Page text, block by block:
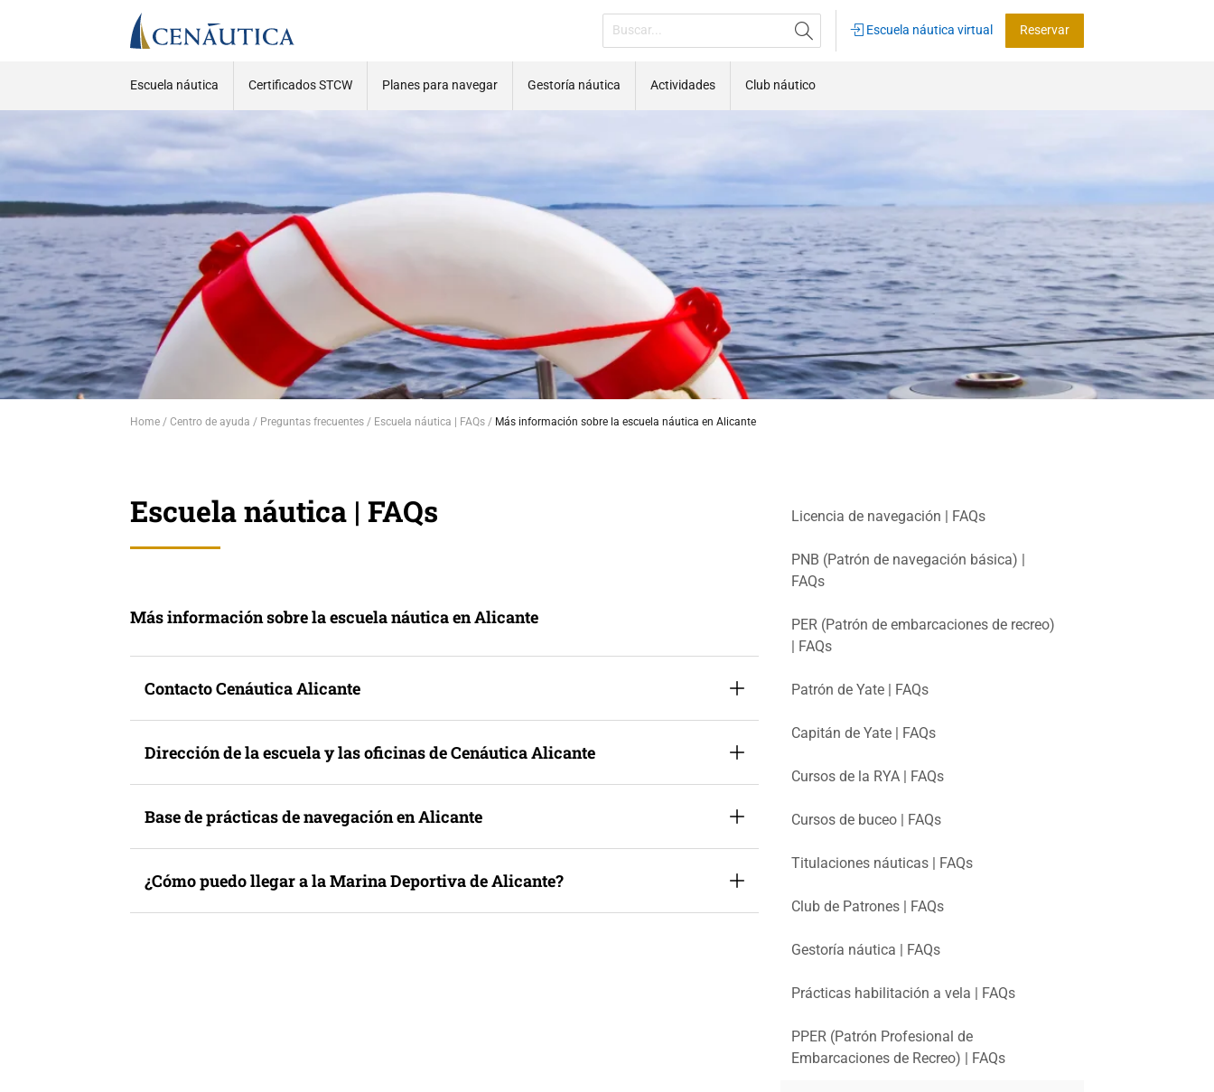
Escuela náutica virtual Reservar
Escuela náutica Certificados STCW Planes para navegar Gestoría náutica Actividades Club náutico
Home Centro de ayuda Preguntas frecuentes Escuela náutica | FAQs Más información sobre la escuela náutica en Alicante
Escuela náutica | FAQs
Más información sobre la escuela náutica en Alicante
Contacto Cenáutica Alicante
Dirección de la escuela y las oficinas de Cenáutica Alicante
Base de prácticas de navegación en Alicante
¿Cómo puedo llegar a la Marina Deportiva de Alicante?
Licencia de navegación | FAQs
PNB (Patrón de navegación básica) |
FAQs
PER (Patrón de embarcaciones de recreo)
| FAQs
Patrón de Yate | FAQs
Capitán de Yate | FAQs
Cursos de la RYA | FAQs
Cursos de buceo | FAQs
Titulaciones náuticas | FAQs
Club de Patrones | FAQs
Gestoría náutica | FAQs
Prácticas habilitación a vela | FAQs
PPER (Patrón Profesional de
Embarcaciones de Recreo) | FAQs